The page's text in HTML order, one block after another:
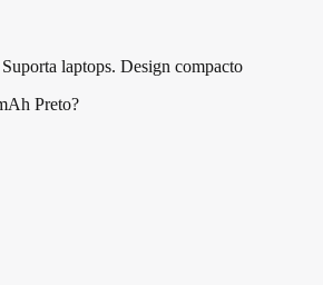
laptops. Design compacto
Preto?